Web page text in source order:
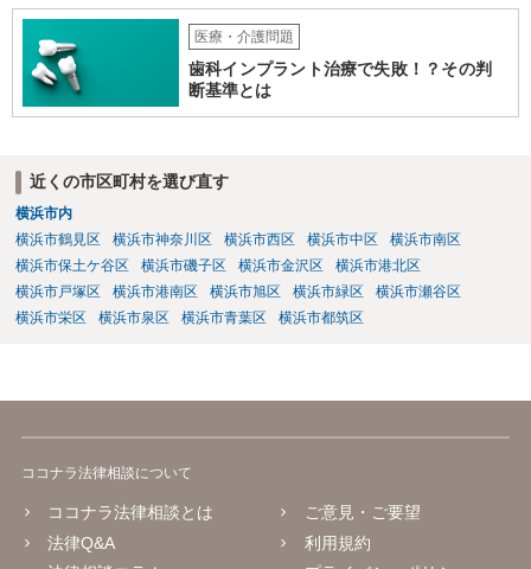
医療・介護問題
歯科インプラント治療で失敗！？その判
断基準とは
近くの市区町村を選び直す
横浜市内
横浜市鶴見区
横浜市神奈川区 横浜市西区 横浜市中区
横浜市南区
横浜市保土ケ谷区
横浜市磯子区 横浜市金沢区
横浜市港北区
横浜市戸塚区
横浜市港南区 横浜市旭区 横浜市緑区
横浜市瀬谷区
横浜市栄区
横浜市泉区 横浜市青葉区 横浜市都筑区
ココナラ法律相談について
ココナラ法律相談とは
法律Q&A
ご意見・ご要望
利用規約